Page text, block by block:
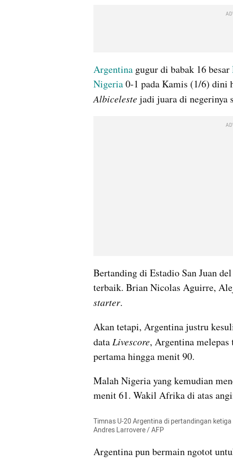
Argentina gugur di babak 16 besar
Nigeria
Albiceleste jadi juara di negerinya
Bertanding di Estadio San Juan
starter.
Akan tetapi, Argentina justru
data Livescore, Argentina
pertama hingga menit 90.
Malah Nigeria yang kemudian
menit 61. Wakil Afrika di atas
Timnas U-20 Argentina di pertandingan
Andres Larrovere / AFP
Argentina pun bermain ngotot